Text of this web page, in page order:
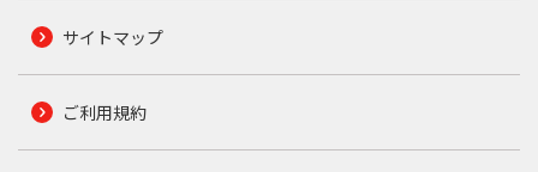
サイトマップ
ご利用規約